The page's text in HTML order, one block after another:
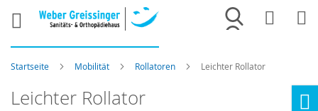
Merkliste
Startseite Mobilität Rollatoren Leichter Rollator
Leichter Rollator